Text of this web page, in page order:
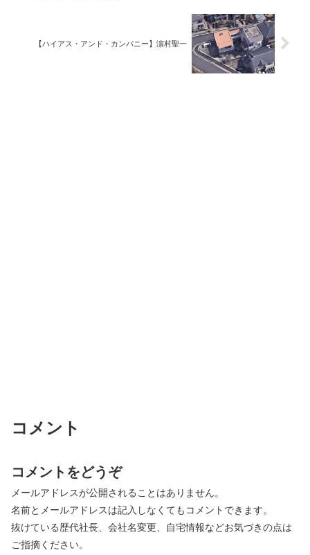
【ハイアス・アンド・カンパニー】濵村聖一
コメント
コメントをどうぞ
メールアドレスが公開されることはありません。
名前とメールアドレスは記入しなくてもコメントできます。
抜けている歴代社長、会社名変更、自宅情報などお気づきの点は
ご指摘ください。